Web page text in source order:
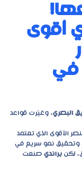
أقوى
في
البصري، وغيّرت قواعد
الأقوى الذي تعتمد
وتحقيق نمو سريع في
لكن براندي صنعت